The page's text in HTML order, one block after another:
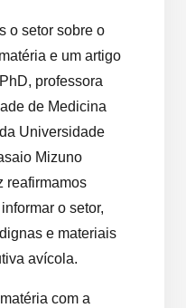
o setor sobre o
e um artigo
professora
de Medicina
Universidade
Mizuno
reafirmamos
o setor,
e materiais
avícola.
com a